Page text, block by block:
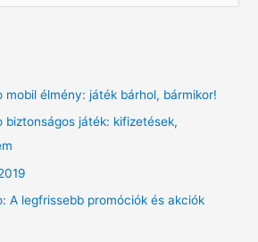
mobil élmény: játék bárhol, bármikor!
biztonságos játék: kifizetések,
A legfrissebb promóciók és akciók